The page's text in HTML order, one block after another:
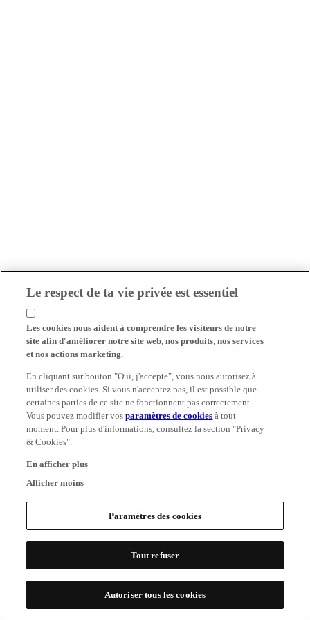
Le respect de ta vie privée est essentiel
Les cookies nous aident à comprendre les visiteurs de notre
site afin d'améliorer notre site web, nos produits, nos services
et nos actions marketing.
En cliquant sur bouton "Oui, j'accepte", vous nous autorisez à
utiliser des cookies. Si vous n'acceptez pas, il est possible que
certaines parties de ce site ne fonctionnent pas correctement.
Vous pouvez modifier vosparamètres de cookies à tout
moment. Pour plus d'informations, consultez la section "Privacy
& Cookies".
En afficher plus
Afficher moins
Paramètres des cookies
Tout refuser
Autoriser tous les cookies